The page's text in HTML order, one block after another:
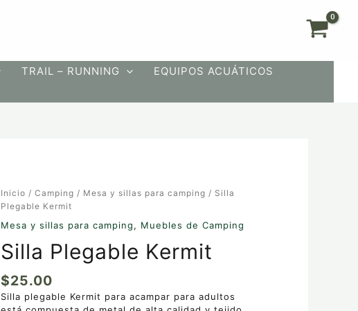
TRAIL – RUNNING EQUIPOS ACUÁTICOS
Inicio /Camping / Mesa y sillas para camping / Silla
Plegable Kermit
Mesa y sillas para camping, Muebles de Camping
Silla Plegable Kermit
$25.00
Silla plegable Kermit para acampar para adultos